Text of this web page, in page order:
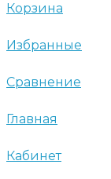
Корзина
Избранные
Сравнение
Главная
Кабинет